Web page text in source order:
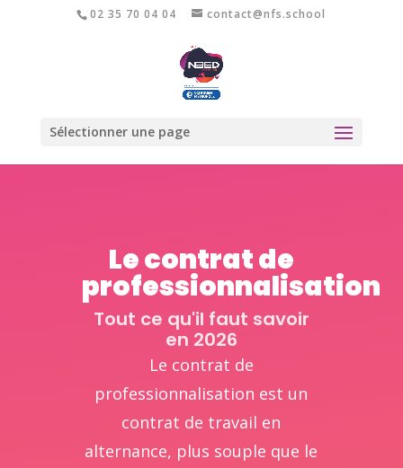
02 35 70 04 04 contact@nfs.school
Sélectionner une page
Le contrat de
professionnalisation
Tout ce qu'il faut savoir
en 2026
Le contrat de
professionnalisation est un
contrat de travail en
alternance, plus souple que le